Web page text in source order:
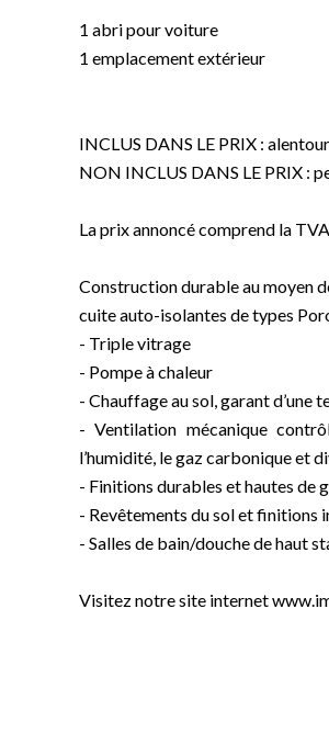
1 abri pour voiture
1 emplacement extérieur
INCLUS DANS LE PRIX :
NON INCLUS DANS LE PRIX :
La prix annoncé comprend la
Construction durable au moyen
cuite auto-isolantes de types
- Triple vitrage
- Pompe à chaleur
- Chauffage au sol, garant
- Ventilation mécanique
l’humidité, le gaz carbonique et
- Finitions durables et hautes de
- Revêtements du sol et finitions
- Salles de bain/douche de haut
Visitez notre site internet